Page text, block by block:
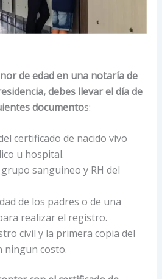
de edad en una notaría de
debes llevar el día de
documentos:
certificado de nacido vivo
u hospital.
sanguineo y RH del
de los padres o de una
realizar el registro.
civil y la primera copia del
ningun costo.